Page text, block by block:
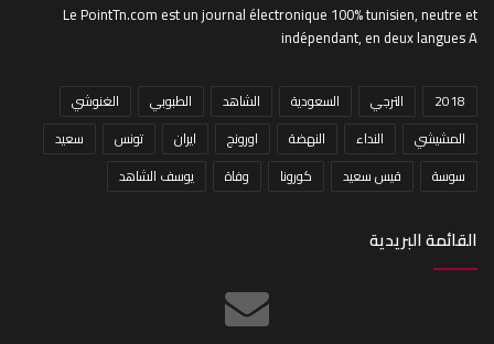
Le PointTn.com est un journal électronique 100% tunisien, neutre et
indépendant, en deux langues A
2018 الترجي السعودية الشاهد الطبوبي
الغنوشي
المشيشي
النداء النهضة اورونج ايران تونس
سعيد
سوسة
قيس سعيد كورونا وفاة يوسف الشاهد
القائمة البريدية